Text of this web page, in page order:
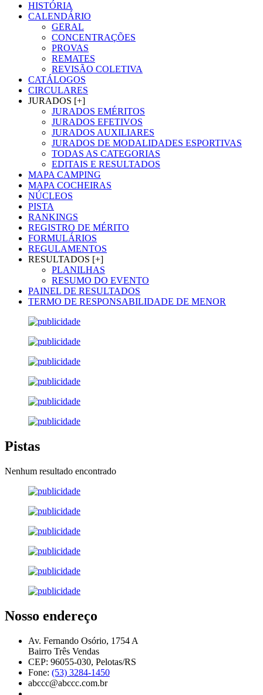
HISTÓRIA
CALENDÁRIO
GERAL
CONCENTRAÇÕES
PROVAS
REMATES
REVISÃO COLETIVA
CATÁLOGOS
CIRCULARES
JURADOS [+]
JURADOS EMÉRITOS
JURADOS EFETIVOS
JURADOS AUXILIARES
JURADOS DE MODALIDADES ESPORTIVAS
TODAS AS CATEGORIAS
EDITAIS E RESULTADOS
MAPA CAMPING
MAPA COCHEIRAS
NÚCLEOS
PISTA
RANKINGS
REGISTRO DE MÉRITO
FORMULÁRIOS
REGULAMENTOS
RESULTADOS [+]
PLANILHAS
RESUMO DO EVENTO
PAINEL DE RESULTADOS
TERMO DE RESPONSABILIDADE DE MENOR
Pistas
Nenhum resultado encontrado
Nosso endereço
Av. Fernando Osório, 1754 A
Bairro Três Vendas
CEP: 96055-030, Pelotas/RS
Fone: (53) 3284-1450
abccc@abccc.com.br